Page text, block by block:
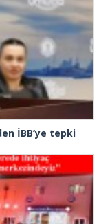
İBB’ye tepki